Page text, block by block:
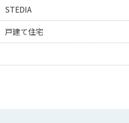
STEDIA
戸建て住宅